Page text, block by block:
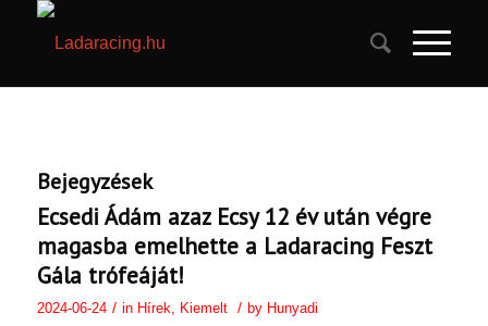
Bejegyzések
Ecsedi Ádám azaz Ecsy 12 év után végre
magasba emelhette a Ladaracing Feszt
Gála trófeáját!
2024-06-24 / in Hírek, Kiemelt / by Hunyadi